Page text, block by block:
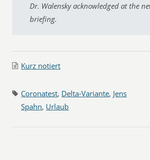
Dr. Walensky acknowledged at the
briefing.
Kurz notiert
Coronatest, Delta-Variante, Jens
Spahn, Urlaub